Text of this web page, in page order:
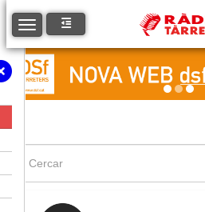
Toggle navigation